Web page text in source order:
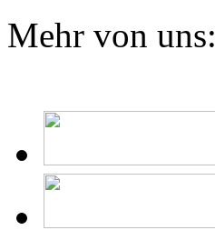
Mehr von uns: